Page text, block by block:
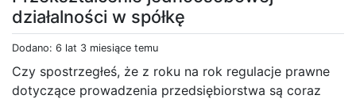
działalności w spółkę
Dodano: 6 lat 3 miesiące temu
Czy spostrzegłeś, że z roku na rok regulacje prawne
dotyczące prowadzenia przedsiębiorstwa są coraz